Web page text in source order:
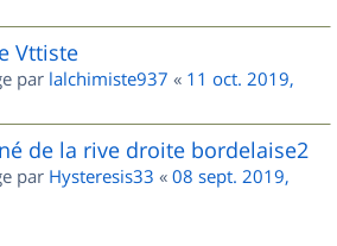
Vttiste
par lalchimiste937 « 11 oct. 2019,
de la rive droite bordelaise2
par Hysteresis33 « 08 sept. 2019,